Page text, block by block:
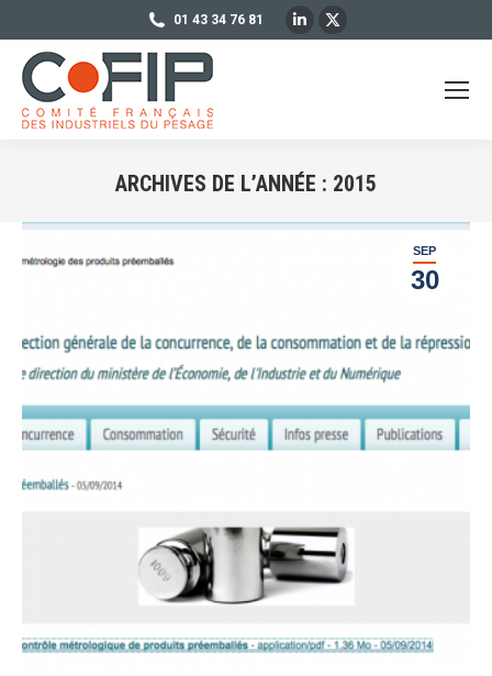
01 43 34 76 81
LinkedIn
page
X
page
ARCHIVES DE L’ANNÉE : 2015
SEP
30